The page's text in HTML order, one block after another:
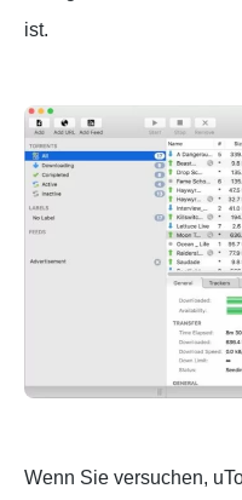
ist.
Wenn Sie versuchen,